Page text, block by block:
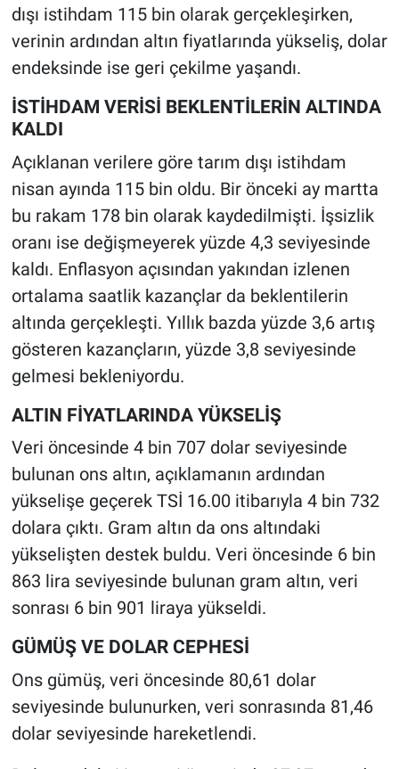
dışı istihdam 115 bin olarak gerçekleşirken,
verinin ardından altın fiyatlarında yükseliş, dolar
endeksinde ise geri çekilme yaşandı.
İSTİHDAM VERİSİ BEKLENTİLERİN ALTINDA
KALDI
Açıklanan verilere göre tarım dışı istihdam
nisan ayında 115 bin oldu. Bir önceki ay martta
bu rakam 178 bin olarak kaydedilmişti. İşsizlik
oranı ise değişmeyerek yüzde 4,3 seviyesinde
kaldı. Enflasyon açısından yakından izlenen
ortalama saatlik kazançlar da beklentilerin
altında gerçekleşti. Yıllık bazda yüzde 3,6 artış
gösteren kazançların, yüzde 3,8 seviyesinde
gelmesi bekleniyordu.
ALTIN FİYATLARINDA YÜKSELİŞ
Veri öncesinde 4 bin 707 dolar seviyesinde
bulunan ons altın, açıklamanın ardından
yükselişe geçerek TSİ 16.00 itibarıyla 4 bin 732
dolara çıktı. Gram altın da ons altındaki
yükselişten destek buldu. Veri öncesinde 6 bin
863 lira seviyesinde bulunan gram altın, veri
sonrası 6 bin 901 liraya yükseldi.
GÜMÜŞ VE DOLAR CEPHESİ
Ons gümüş, veri öncesinde 80,61 dolar
seviyesinde bulunurken, veri sonrasında 81,46
dolar seviyesinde hareketlendi.